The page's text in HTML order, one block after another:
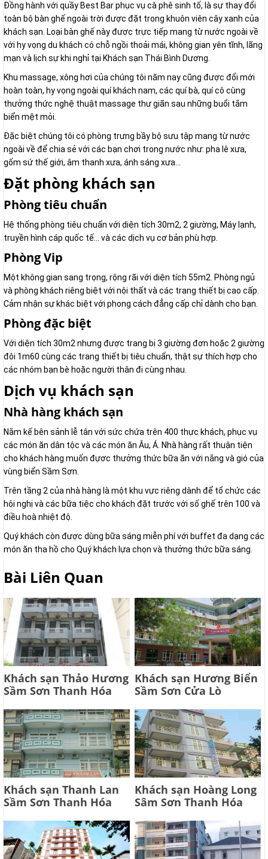
Đồng hành với quầy Best Bar phục vụ cà phê sinh tố, là sự thay đổi
toàn bộ bàn ghế ngoài trời được đặt trong khuôn viên cây xanh của
khách sạn. Loại bàn ghế này được trực tiếp mang từ nước ngoài về
với hy vọng du khách có chỗ ngồi thoải mái, không gian yên tĩnh, lãng
mạn và lịch sự khi nghỉ tại Khách sạn Thái Bình Dương.
Khu massage, xông hơi của chúng tôi năm nay cũng được đổi mới
hoàn toàn, hy vọng ngoài quí khách nam, các quí bà, quí cô cùng
thưởng thức nghệ thuật massage thư giãn sau những buổi tắm
biển mệt mỏi.
Đặc biệt chúng tôi có phòng trưng bầy bộ sưu tập mang từ nước
ngoài về để chia sẻ với các bạn chơi trong nước như: pha lê xưa,
gốm sứ thế giới, âm thanh xưa, ánh sáng xưa…
Đặt phòng khách sạn
Phòng tiêu chuẩn
Hệ thống phòng tiêu chuẩn với diện tích 30m2, 2 giường, Máy lạnh,
truyền hình cáp quốc tế... và các dịch vụ cơ bản phù hợp.
Phòng Vip
Một không gian sang trọng, rộng rãi với diện tích 55m2. Phòng ngủ
và phòng khách riêng biệt với nội thất và các trang thiết bị cao cấp.
Cảm nhận sự khác biệt với phong cách đẳng cấp chỉ dành cho bạn.
Phòng đặc biệt
Với diện tích 30m2 nhưng được trang bị 3 giường đơn hoặc 2 giường
đôi 1m60 cùng các trang thiết bị tiêu chuẩn, thật sự thích hợp cho
các nhóm bạn bè hoặc người thân đi cùng nhau.
Dịch vụ khách sạn
Nhà hàng khách sạn
Nằm kế bên sảnh lễ tân với sức chứa trên 400 thực khách, phục vụ
các món ăn dân tộc và các món ăn Âu, Á. Nhà hàng rất thuận tiện
cho khách hàng muốn đựơc thưởng thức bữa ăn với nắng và gió của
vùng biển Sầm Sơn.
Trên tầng 2 của nhà hàng là một khu vực riêng dành để tổ chức các
hội nghị và các bữa tiệc cho khách đặt trước với số ghế trên 100 và
điều hoà nhiệt độ.
Quý khách còn được dùng bữa sáng miễn phí với buffet đa dạng các
món ăn tha hồ cho Quý khách lựa chọn và thưởng thức bữa sáng.
Bài Liên Quan
Khách sạn Thảo Hương
Sầm Sơn Thanh Hóa
Khách sạn Hương Biển
Sầm Sơn Cửa Lò
Khách sạn Thanh Lan
Sầm Sơn Thanh Hóa
Khách sạn Hoàng Long
Sâm Sơn Thanh Hóa